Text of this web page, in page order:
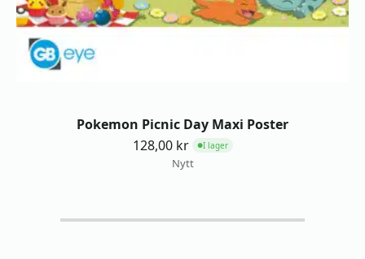
Pokemon Picnic Day Maxi Poster
128,00 kr ●I lager
Nytt